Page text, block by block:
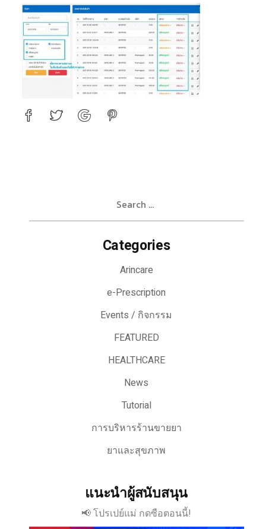
15
Categories
Arincare
e-Prescription
Events / กิจกรรม
FEATURED
HEALTHCARE
News
Tutorial
การบริหารร้านขายยา
ยาและสุขภาพ
แนะนำผู้สนับสนุน
📢 โปรเปย์แม่ กดซือตอนนี้!